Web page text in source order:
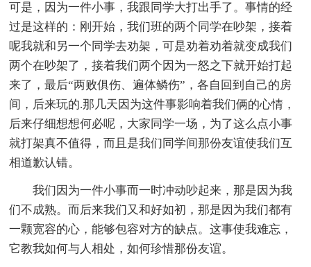
可是，因为一件小事，我跟同学大打出手了。事情的经
过是这样的：刚开始，我们班的两个同学在吵架，接着
呢我就和另一个同学去劝架，可是劝着劝着就变成我们
两个在吵架了，接着我们两个因为一怒之下就开始打起
来了，最后“两败俱伤、遍体鳞伤”，各自回到自己的房
间，后来玩的.那几天因为这件事影响着我们俩的心情，
后来仔细想想何必呢，大家同学一场，为了这么点小事
就打架真不值得，而且是我们同学间那份友谊使我们互
相道歉认错。
我们因为一件小事而一时冲动吵起来，那是因为我
们不成熟。而后来我们又和好如初，那是因为我们都有
一颗宽容的心，能够包容对方的缺点。这事使我难忘，
它教我如何与人相处，如何珍惜那份友谊。